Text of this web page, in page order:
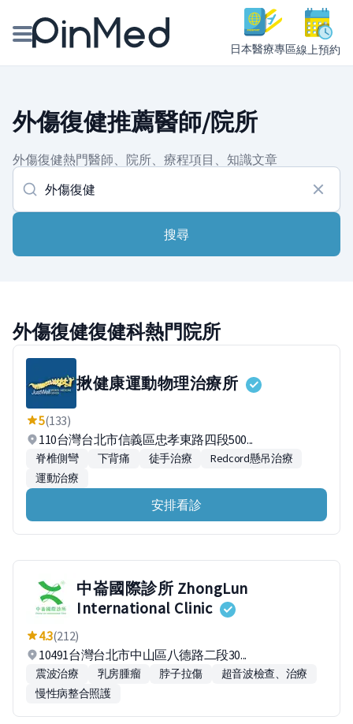
日本醫療專區線上預約
醫師專欄專訪
健康主題館
我是醫療人員
外傷復健推薦醫師/院所
外傷復健熱門醫師、院所、療程項目、知識文章
搜尋
外傷復健復健科熱門院所
揪健康運動物理治療所
5(133)
110台灣台北市信義區忠孝東路四段500...
脊椎側彎 下背痛 徒手治療
Redcord懸吊治療
運動治療
安排看診
中崙國際診所 ZhongLun
International Clinic
4.3(212)
10491台灣台北市中山區八德路二段30...
震波治療 乳房腫瘤 脖子拉傷
超音波檢查、治療
慢性病整合照護